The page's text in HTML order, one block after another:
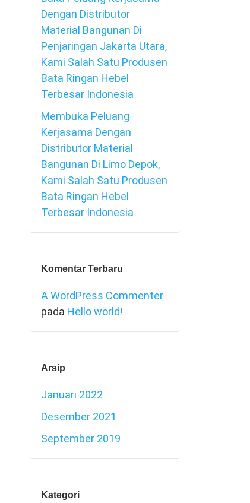
Dengan Distributor
Material Bangunan Di
Penjaringan Jakarta Utara,
Kami Salah Satu Produsen
Bata Ringan Hebel
Terbesar Indonesia
Membuka Peluang
Kerjasama Dengan
Distributor Material
Bangunan Di Limo Depok,
Kami Salah Satu Produsen
Bata Ringan Hebel
Terbesar Indonesia
Komentar Terbaru
A WordPress Commenter
pada Hello world!
Arsip
Januari 2022
Desember 2021
September 2019
Kategori